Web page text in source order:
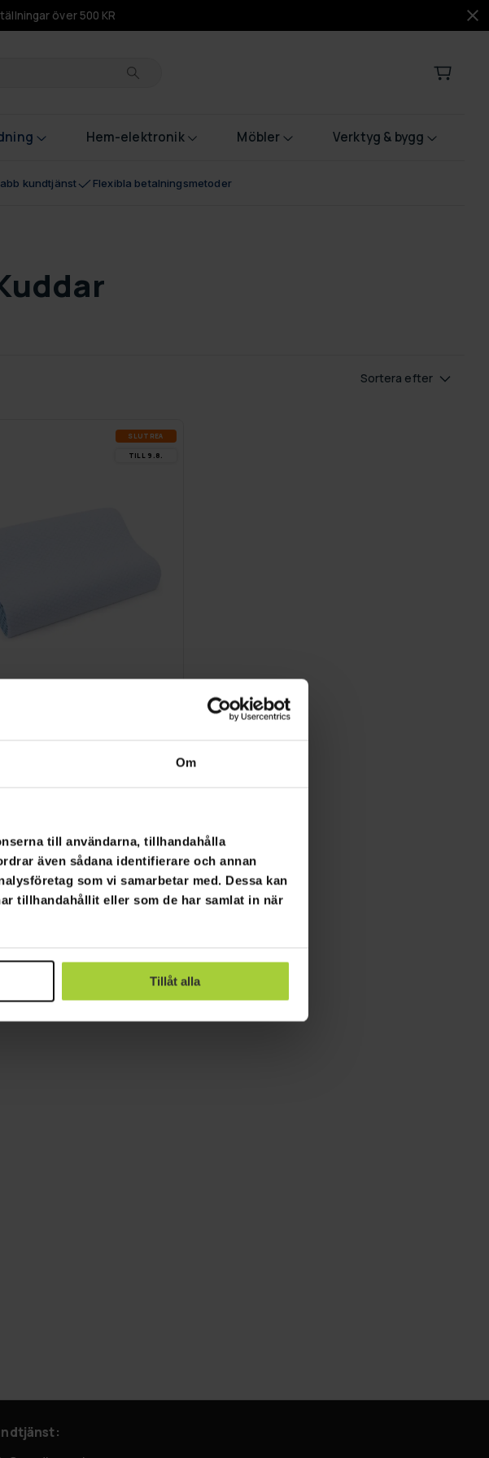
Om
till användarna, tillhandahålla
även sådana identifierare och annan
som vi samarbetar med. Dessa kan
tillhandahållit eller som de har samlat in när
Tillåt alla
över 500 KR
Hem-elektronik Möbler Verktyg & bygg
kundtjänst Flexibla betalningsmetoder
Sortera efter
SLUT­REA
TILL 9.8.
Sida 1 av 1